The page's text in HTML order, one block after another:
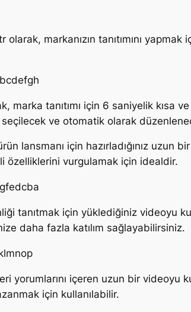
olarak, markanızın tanıtımını
marka tanıtımı için 6 saniyelik
ve otomatik olarak
lansmanı için hazırladığınız uzun
özelliklerini vurgulamak için idealdir.
tanıtmak için yüklediğiniz videoyu
daha fazla katılım sağlayabilirsiniz.
yorumlarını içeren uzun bir videoyu
için kullanılabilir.